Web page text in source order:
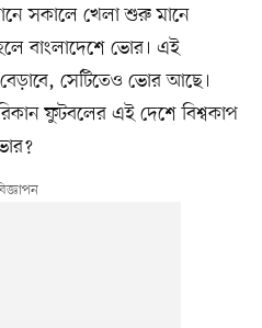
সকালে খেলা শুরু মানে
বাংলাদেশে ভোর। এই
বেড়াবে, সেটিতেও ভোর আছে।
ফুটবলের এই দেশে বিশ্বকাপ